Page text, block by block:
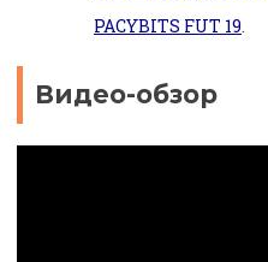
PACYBITS FUT 19.
Видео-обзор